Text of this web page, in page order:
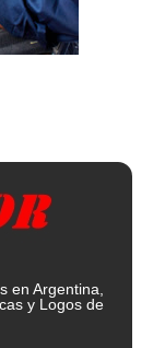
en Argentina,
y Logos de